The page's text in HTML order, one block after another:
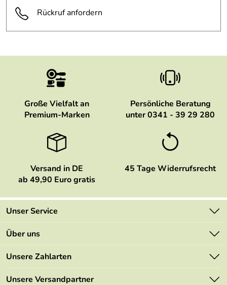
Rückruf anfordern
Große Vielfalt an
Premium-Marken
Persönliche Beratung
unter 0341 - 39 29 280
Versand in DE
ab 49,90 Euro gratis
45 Tage Widerrufsrecht
Unser Service
Kontakt
Mehrwertsteuerfrei
Retourenportal
Über uns
Marken
Unsere Zahlarten
Unsere Versandpartner